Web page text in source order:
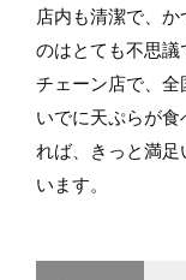
店内も清潔で、
のはとても不思議
チェーン店で、
いでに天ぷらが
れば、きっと満
います。